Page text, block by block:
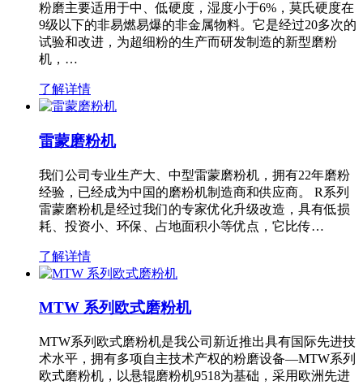
粉磨主要适用于中、低硬度，湿度小于6%，莫氏硬度在
9级以下的非易燃易爆的非金属物料。它是经过20多次的
试验和改进，为超细粉的生产而研发制造的新型磨粉
机，…
了解详情
雷蒙磨粉机
我们公司专业生产大、中型雷蒙磨粉机，拥有22年磨粉
经验，已经成为中国的磨粉机制造商和供应商。 R系列
雷蒙磨粉机是经过我们的专家优化升级改造，具有低损
耗、投资小、环保、占地面积小等优点，它比传…
了解详情
MTW 系列欧式磨粉机
MTW系列欧式磨粉机是我公司新近推出具有国际先进技
术水平，拥有多项自主技术产权的粉磨设备—MTW系列
欧式磨粉机，以悬辊磨粉机9518为基础，采用欧洲先进